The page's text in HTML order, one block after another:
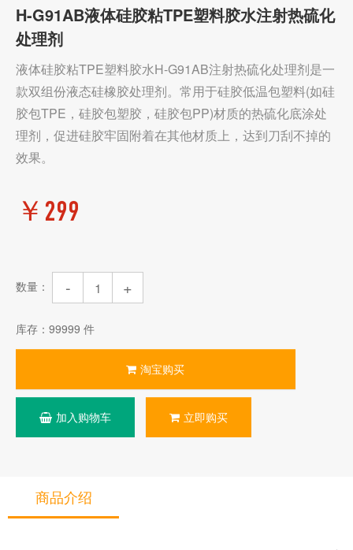
H-G91AB液体硅胶粘TPE塑料胶水注射热硫化
处理剂
液体硅胶粘TPE塑料胶水H-G91AB注射热硫化处理剂是一
款双组份液态硅橡胶处理剂。常用于硅胶低温包塑料(如硅
胶包TPE，硅胶包塑胶，硅胶包PP)材质的热硫化底涂处
理剂，促进硅胶牢固附着在其他材质上，达到刀刮不掉的
效果。
￥299
数量： - +
库存： 99999 件
淘宝购买
加入购物车 立即购买
商品介绍